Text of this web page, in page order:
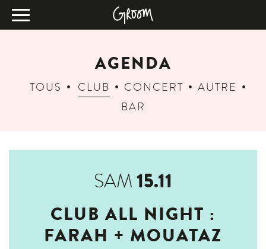
AGENDA
TOUS CLUB CONCERT
AUTRE
BAR
SAM15.11
CLUB ALL NIGHT :
FARAH + MOUATAZ